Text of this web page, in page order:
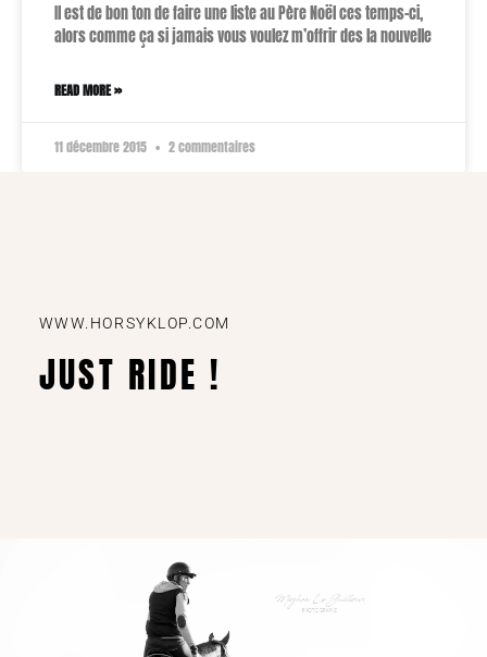
Il est de bon ton de faire une liste au Père Noël ces temps-ci,
alors comme ça si jamais vous voulez m’offrir des la nouvelle
READ MORE »
11 décembre 2015 2 commentaires
WWW.HORSYKLOP.COM
JUST RIDE !